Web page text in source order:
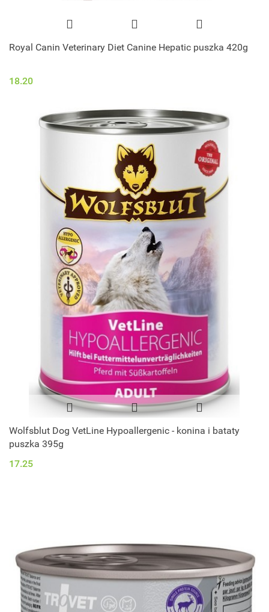
Royal Canin Veterinary Diet Canine Hepatic puszka 420g
18.20
Wolfsblut Dog VetLine Hypoallergenic - konina i bataty
puszka 395g
17.25